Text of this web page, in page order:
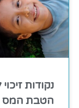
נקודות
הטבת המס